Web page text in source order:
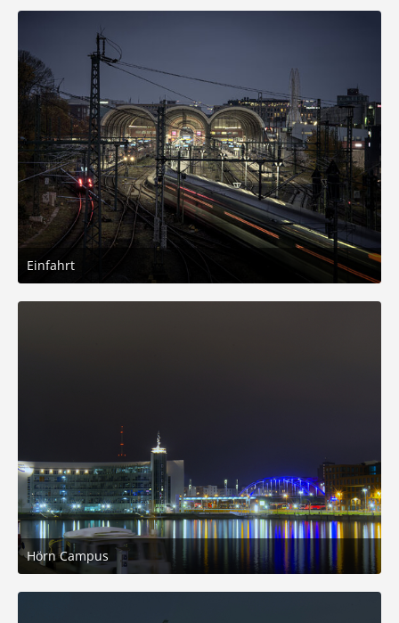
7
Einfahrt
9. November 2025 um 19:58
9
Hörn Campus
9. November 2025 um 18:10
11